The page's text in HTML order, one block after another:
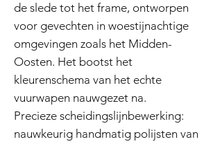
de slede tot het frame, ontworpen
voor gevechten in woestijnachtige
omgevingen zoals het Midden-
Oosten. Het bootst het
kleurenschema van het echte
vuurwapen nauwgezet na.
Precieze scheidingslijnbewerking:
nauwkeurig handmatig polijsten van